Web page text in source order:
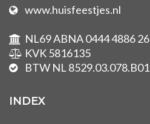
www.huisfeestjes.nl
NL69 ABNA 0444 4886 26
KVK 5816135
BTW NL 8529.03.078.B01
INDEX